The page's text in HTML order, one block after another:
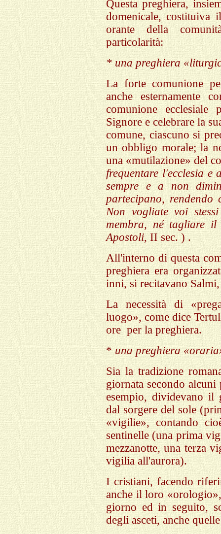
Questa preghiera,
domenicale, costituiva
orante della
particolarità:
* una preghiera
La forte comunione
anche esternamente
comunione
Signore e celebrare la
comune, ciascuno si
un obbligo morale; la
una «mutilazione» del
frequentare l'ecclesia
sempre e a non
partecipano,
Non vogliate voi
membra, né tagliare il
Apostoli, II sec. ) .
All'interno di questa
preghiera era
inni, si recitavano
La necessità di
luogo», come dice
ore per la preghiera.
*una preghiera
Sia la tradizione
giornata secondo
esempio, dividevano il
dal sorgere del sole
«vigilie», contando
sentinelle (una prima
mezzanotte, una terza
vigilia all'aurora).
I cristiani, facendo
anche il loro
giorno ed in seguito,
degli asceti, anche